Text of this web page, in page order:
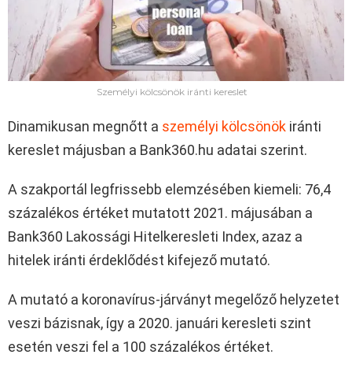
Személyi kölcsönök iránti kereslet
Dinamikusan megnőtt a személyi kölcsönök iránti
kereslet májusban a Bank360.hu adatai szerint.
A szakportál legfrissebb elemzésében kiemeli: 76,4
százalékos értéket mutatott 2021. májusában a
Bank360 Lakossági Hitelkeresleti Index, azaz a
hitelek iránti érdeklődést kifejező mutató.
A mutató a koronavírus-járványt megelőző helyzetet
veszi bázisnak, így a 2020. januári keresleti szint
esetén veszi fel a 100 százalékos értéket.